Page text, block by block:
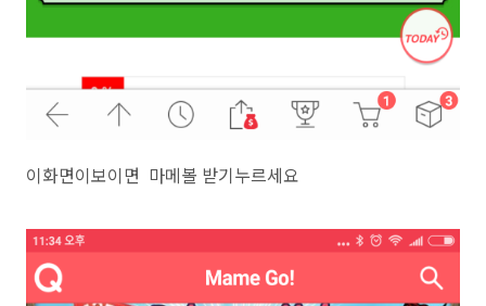
이화면이보이면 마메볼 받기누르세요